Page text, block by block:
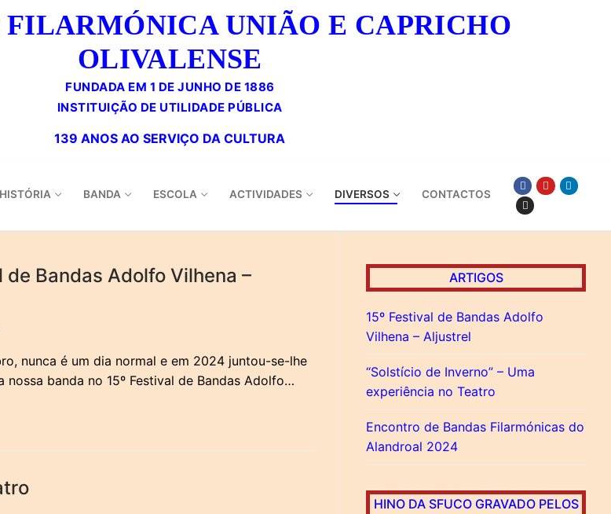
FILARMÓNICA UNIÃO E CAPRICHO
OLIVALENSE
FUNDADA EM 1 DE JUNHO DE 1886
HISTÓRIA BANDA ESCOLA ACTIVIDADES DIVERSOS CONTACTOS
de Bandas Adolfo Vilhena –
nunca é um dia normal e em 2024 juntou-se-lhe
nossa banda no 15º Festival de Bandas Adolfo…
ARTIGOS
15º Festival de Bandas Adolfo
Vilhena – Aljustrel
“Solstício de Inverno” – Uma
experiência no Teatro
Encontro de Bandas Filarmónicas do
Alandroal 2024
HINO DA SFUCO GRAVADO PELOS